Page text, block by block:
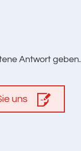
Antwort geben.
uns